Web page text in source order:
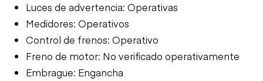
Luces de advertencia: Operativas
Medidores: Operativos
Control de frenos: Operativo
Freno de motor: No verificado operativamente
Embrague: Engancha